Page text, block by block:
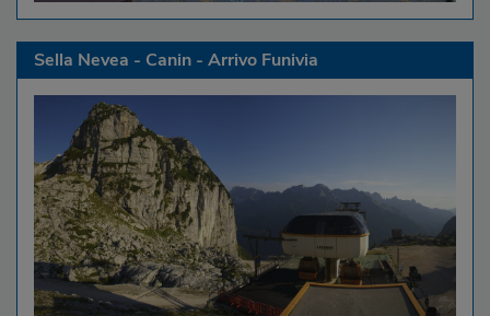
Sella Nevea - Canin - Arrivo Funivia